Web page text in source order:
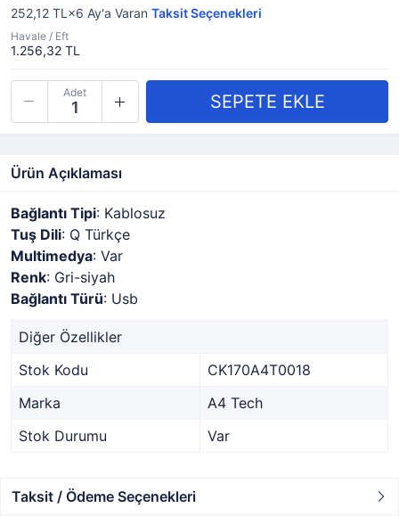
252,12 TL×6 Ay'a Varan Taksit Seçenekleri
Havale / Eft
1.256,32 TL
Adet
Ürün Açıklaması
Bağlantı Tipi: Kablosuz
Tuş Dili: Q Türkçe
Multimedya: Var
Renk: Gri-siyah
Bağlantı Türü: Usb
Diğer Özellikler
Stok Kodu
CK170A4T0018
Marka
A4 Tech
Stok Durumu
Var
Taksit / Ödeme Seçenekleri